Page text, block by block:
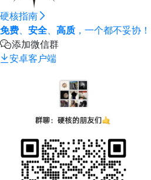
硬核指南
免费、 安全、 高质 ，一个都不妥协！
添加微信群
安卓客户端